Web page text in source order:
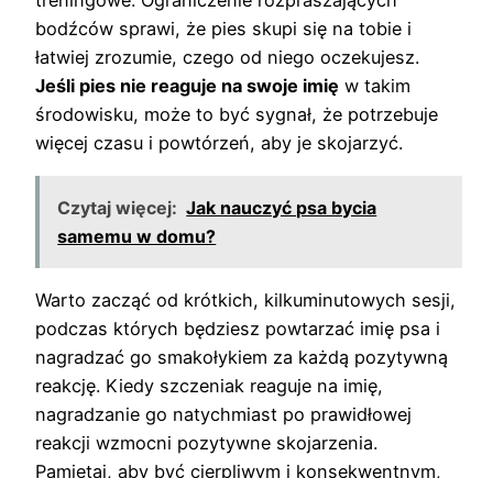
bodźców sprawi, że pies skupi się na tobie i
łatwiej zrozumie, czego od niego oczekujesz.
Jeśli pies nie reaguje na swoje imię w takim
środowisku, może to być sygnał, że potrzebuje
więcej czasu i powtórzeń, aby je skojarzyć.
Czytaj więcej: Jak nauczyć psa bycia
samemu w domu?
Warto zacząć od krótkich, kilkuminutowych sesji,
podczas których będziesz powtarzać imię psa i
nagradzać go smakołykiem za każdą pozytywną
reakcję. Kiedy szczeniak reaguje na imię,
nagradzanie go natychmiast po prawidłowej
reakcji wzmocni pozytywne skojarzenia.
Pamiętaj, aby być cierpliwym i konsekwentnym,